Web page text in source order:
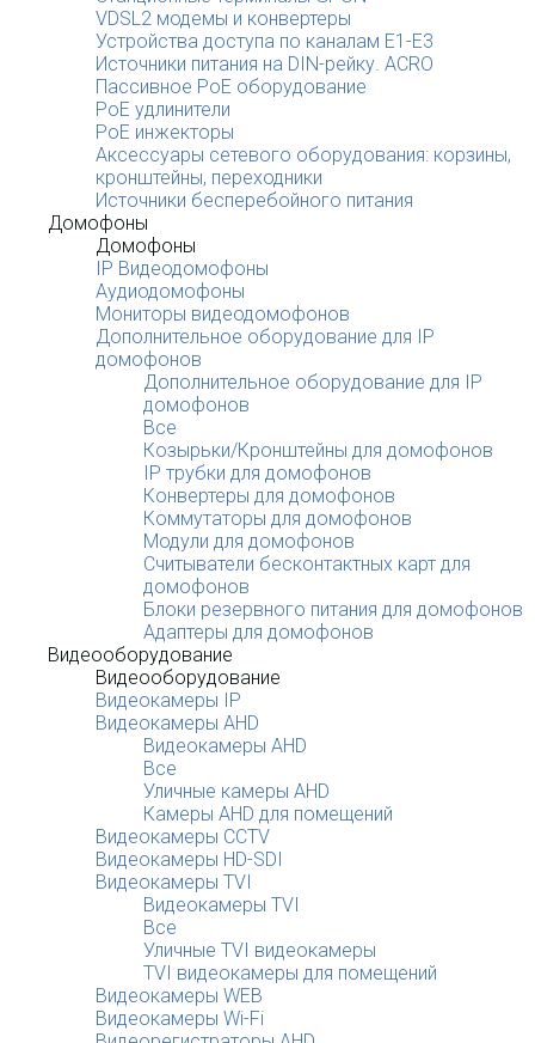
VDSL2 модемы и конвертеры
Устройства доступа по каналам E1-E3
Источники питания на DIN-рейку. ACRO
Пассивное PoE оборудование
PoE удлинители
PoE инжекторы
Аксессуары сетевого оборудования: корзины,
кронштейны, переходники
Источники бесперебойного питания
Домофоны
Домофоны
IP Видеодомофоны
Аудиодомофоны
Мониторы видеодомофонов
Дополнительное оборудование для IP
домофонов
Дополнительное оборудование для IP
домофонов
Все
Козырьки/Кронштейны для домофонов
IP трубки для домофонов
Конвертеры для домофонов
Коммутаторы для домофонов
Модули для домофонов
Считыватели бесконтактных карт для
домофонов
Блоки резервного питания для домофонов
Адаптеры для домофонов
Видеооборудование
Видеооборудование
Видеокамеры IP
Видеокамеры AHD
Видеокамеры AHD
Все
Уличные камеры AHD
Камеры AHD для помещений
Видеокамеры CCTV
Видеокамеры HD-SDI
Видеокамеры TVI
Видеокамеры TVI
Все
Уличные TVI видеокамеры
TVI видеокамеры для помещений
Видеокамеры WEB
Видеокамеры Wi-Fi